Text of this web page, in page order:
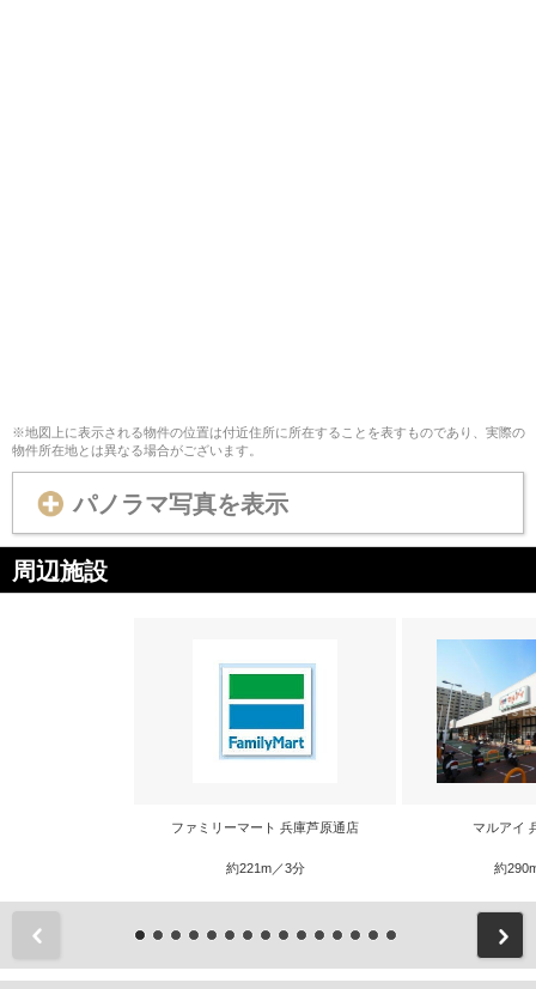
※地図上に表示される物件の位置は付近住所に所在することを表すものであり、実際の
物件所在地とは異なる場合がございます。
パノラマ写真を表示
周辺施設
ファミリーマート 兵庫芦原通店
約221m／3分
マルアイ
約